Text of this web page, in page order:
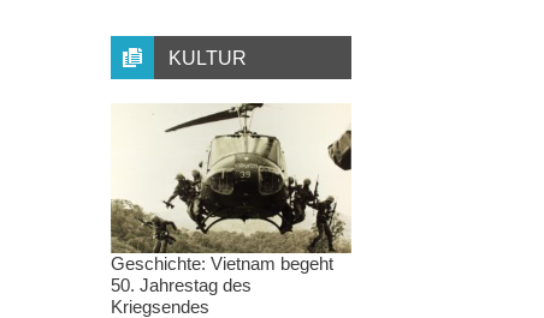
KULTUR
Geschichte: Vietnam begeht
50. Jahrestag des
Kriegsendes